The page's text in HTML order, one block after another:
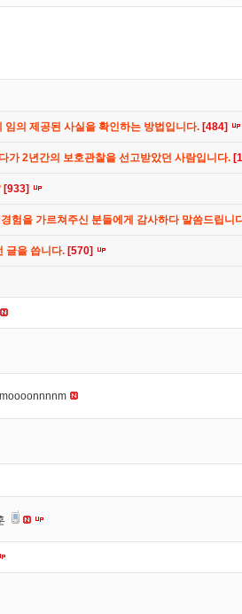
의 제공된 사실을 확인하는 방법입니다. [484]
가 2년간의 보호관찰을 선고받았던 사람입니다.
[933]
험을 가르쳐주신 분들에게 감사하다 말씀드립니
글을 씁니다. [570]